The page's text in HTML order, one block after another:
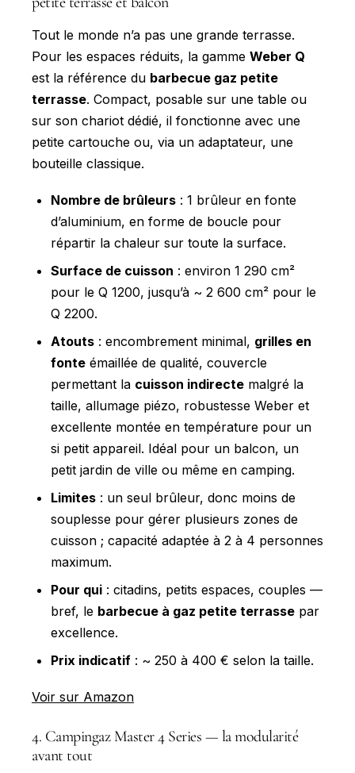
Tout le monde n’a pas une grande terrasse.
Pour les espaces réduits, la gamme Weber Q
est la référence du barbecue gaz petite
terrasse. Compact, posable sur une table ou
sur son chariot dédié, il fonctionne avec une
petite cartouche ou, via un adaptateur, une
bouteille classique.
Nombre de brûleurs : 1 brûleur en fonte
d’aluminium, en forme de boucle pour
répartir la chaleur sur toute la surface.
Surface de cuisson : environ 1 290 cm²
pour le Q 1200, jusqu’à ~ 2 600 cm² pour le
Q 2200.
Atouts : encombrement minimal, grilles en
fonte émaillée de qualité, couvercle
permettant la cuisson indirecte malgré la
taille, allumage piézo, robustesse Weber et
excellente montée en température pour un
si petit appareil. Idéal pour un balcon, un
petit jardin de ville ou même en camping.
Limites : un seul brûleur, donc moins de
souplesse pour gérer plusieurs zones de
cuisson ; capacité adaptée à 2 à 4 personnes
maximum.
Pour qui : citadins, petits espaces, couples —
bref, le barbecue à gaz petite terrasse par
excellence.
Prix indicatif : ~ 250 à 400 € selon la taille.
Voir sur Amazon
4. Campingaz Master 4 Series — la modularité
avant tout